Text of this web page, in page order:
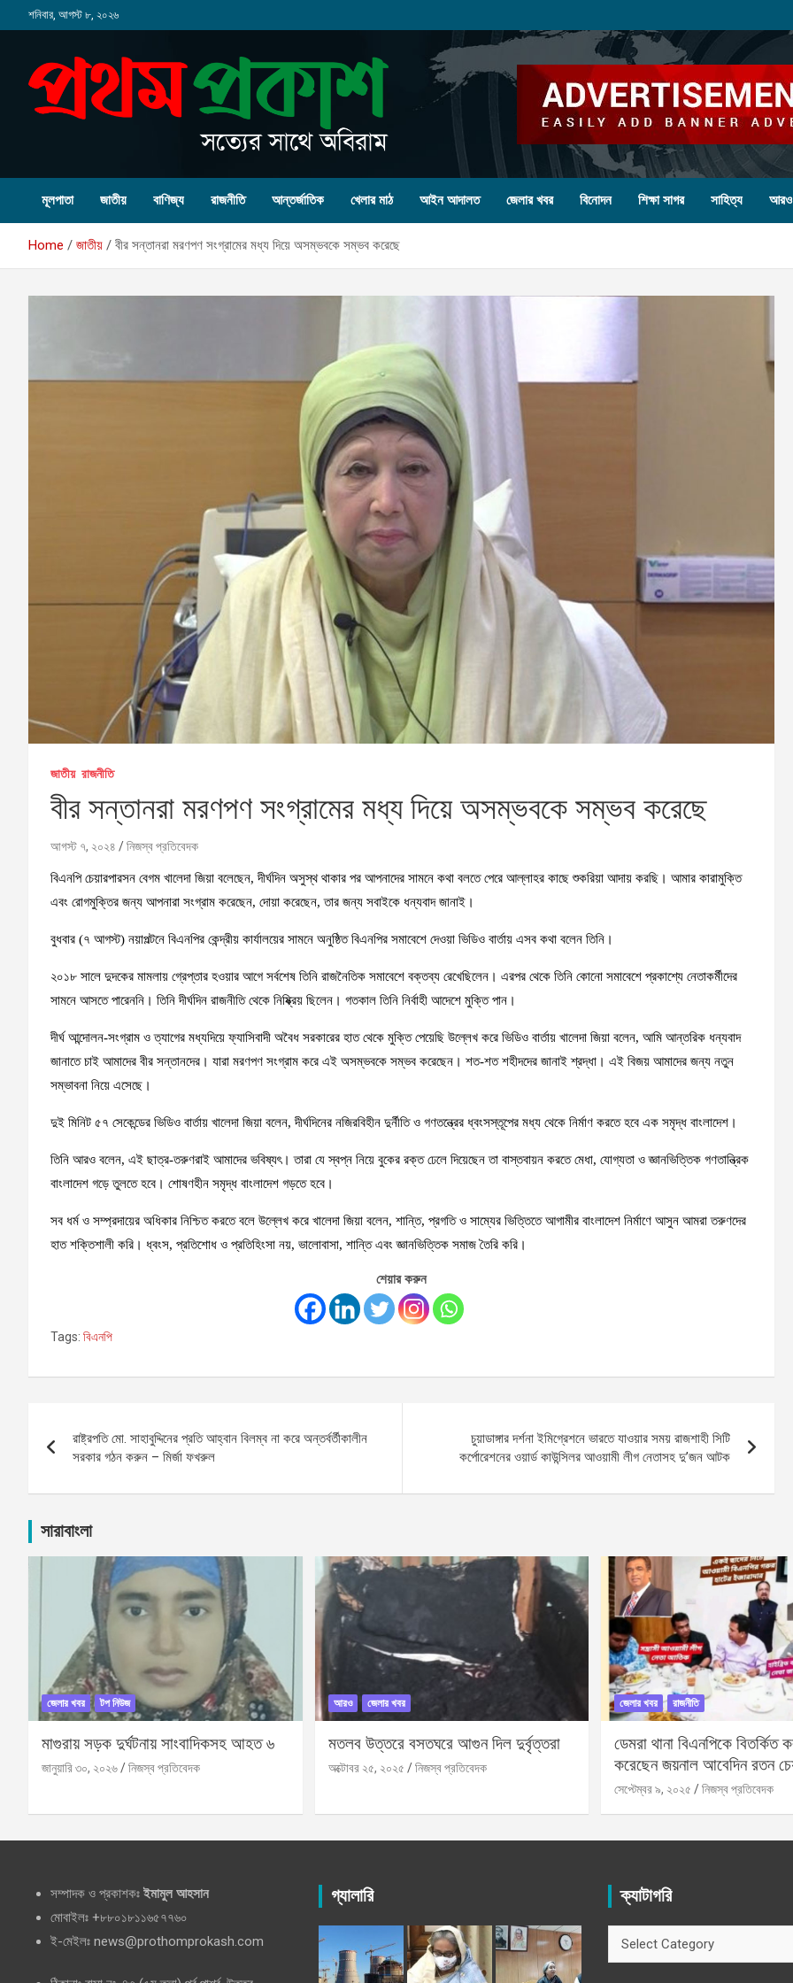
to
শনিবার, আগস্ট ৮, ২০২৬
মূলপাতা জাতীয় বাণিজ্য রাজনীতি আন্তর্জাতিক খেলার মাঠ আইন আদালত জেলার খবর বিনোদন শিক্ষা সাগর সাহিত্য আরও
Home জাতীয় বীর সন্তানরা মরণপণ সংগ্রামের মধ্য দিয়ে অসম্ভবকে সম্ভব করেছে
জাতীয় রাজনীতি
বীর সন্তানরা মরণপণ সংগ্রামের মধ্য দিয়ে অসম্ভবকে সম্ভব করেছে
আগস্ট ৭, ২০২৪ নিজস্ব প্রতিবেদক
বিএনপি চেয়ারপারসন বেগম খালেদা জিয়া বলেছেন, দীর্ঘদিন অসুস্থ থাকার পর আপনাদের সামনে কথা বলতে পেরে আল্লাহর কাছে শুকরিয়া আদায় করছি। আমার কারামুক্তি
এবং রোগমুক্তির জন্য আপনারা সংগ্রাম করেছেন, দোয়া করেছেন, তার জন্য সবাইকে ধন্যবাদ জানাই।
বুধবার (৭ আগস্ট) নয়াপল্টনে বিএনপির কেন্দ্রীয় কার্যালয়ের সামনে অনুষ্ঠিত বিএনপির সমাবেশে দেওয়া ভিডিও বার্তায় এসব কথা বলেন তিনি।
২০১৮ সালে দুদকের মামলায় গ্রেপ্তার হওয়ার আগে সর্বশেষ তিনি রাজনৈতিক সমাবেশে বক্তব্য রেখেছিলেন। এরপর থেকে তিনি কোনো সমাবেশে প্রকাশ্যে নেতাকর্মীদের
সামনে আসতে পারেননি। তিনি দীর্ঘদিন রাজনীতি থেকে নিষ্ক্রিয় ছিলেন। গতকাল তিনি নির্বাহী আদেশে মুক্তি পান।
দীর্ঘ আন্দোলন-সংগ্রাম ও ত্যাগের মধ্যদিয়ে ফ্যাসিবাদী অবৈধ সরকারের হাত থেকে মুক্তি পেয়েছি উল্লেখ করে ভিডিও বার্তায় খালেদা জিয়া বলেন, আমি আন্তরিক ধন্যবাদ
জানাতে চাই আমাদের বীর সন্তানদের। যারা মরণপণ সংগ্রাম করে এই অসম্ভবকে সম্ভব করেছেন। শত-শত শহীদদের জানাই শ্রদ্ধা। এই বিজয় আমাদের জন্য নতুন
সম্ভাবনা নিয়ে এসেছে।
দুই মিনিট ৫৭ সেকেন্ডের ভিডিও বার্তায় খালেদা জিয়া বলেন, দীর্ঘদিনের নজিরবিহীন দুর্নীতি ও গণতন্ত্রের ধ্বংসস্তূপের মধ্য থেকে নির্মাণ করতে হবে এক সমৃদ্ধ বাংলাদেশ।
তিনি আরও বলেন, এই ছাত্র-তরুণরাই আমাদের ভবিষ্যৎ। তারা যে স্বপ্ন নিয়ে বুকের রক্ত ঢেলে দিয়েছেন তা বাস্তবায়ন করতে মেধা, যোগ্যতা ও জ্ঞানভিত্তিক গণতান্ত্রিক
বাংলাদেশ গড়ে তুলতে হবে। শোষণহীন সমৃদ্ধ বাংলাদেশ গড়তে হবে।
সব ধর্ম ও সম্প্রদায়ের অধিকার নিশ্চিত করতে বলে উল্লেখ করে খালেদা জিয়া বলেন, শান্তি, প্রগতি ও সাম্যের ভিত্তিতে আগামীর বাংলাদেশ নির্মাণে আসুন আমরা তরুণদের
হাত শক্তিশালী করি। ধ্বংস, প্রতিশোধ ও প্রতিহিংসা নয়, ভালোবাসা, শান্তি এবং জ্ঞানভিত্তিক সমাজ তৈরি করি।
শেয়ার করুন
Tags: বিএনপি
navigation
রাষ্ট্রপতি মো. সাহাবুদ্দিনের প্রতি আহ্বান বিলম্ব না করে অন্তর্বর্তীকালীন
সরকার গঠন করুন – মির্জা ফখরুল
চুয়াডাঙ্গার দর্শনা ইমিগ্রেশনে ভারতে যাওয়ার সময় রাজশাহী সিটি
কর্পোরেশনের ওয়ার্ড কাউন্সিলর আওয়ামী লীগ নেতাসহ দু’জন আটক
সারাবাংলা
জেলার খবর টপ নিউজ
মাগুরায় সড়ক দুর্ঘটনায় সাংবাদিকসহ আহত ৬
জানুয়ারি ৩০, ২০২৬ নিজস্ব প্রতিবেদক
আরও জেলার খবর
মতলব উত্তরে বসতঘরে আগুন দিল দুর্বৃত্তরা
অক্টোবর ২৫, ২০২৫ নিজস্ব প্রতিবেদক
জেলার খবর রাজনীতি
ডেমরা থানা বিএনপিকে বিতর্কিত
করেছেন জয়নাল আবেদিন রতন
সেপ্টেম্বর ৯, ২০২৫ নিজস্ব প্রতিবেদক
সম্পাদক ও প্রকাশকঃ ইমামুল আহসান
মোবাইলঃ +৮৮০১৮১১৬৫৭৭৬০
ই-মেইলঃ news@prothomprokash.com
গ্যালারি ক্যাটাগরি